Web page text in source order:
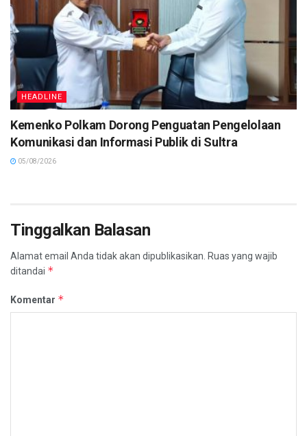
HEADLINE
Kemenko Polkam Dorong Penguatan Pengelolaan
Komunikasi dan Informasi Publik di Sultra
05/08/2026
Tinggalkan Balasan
Alamat email Anda tidak akan dipublikasikan. Ruas yang wajib
ditandai *
Komentar *